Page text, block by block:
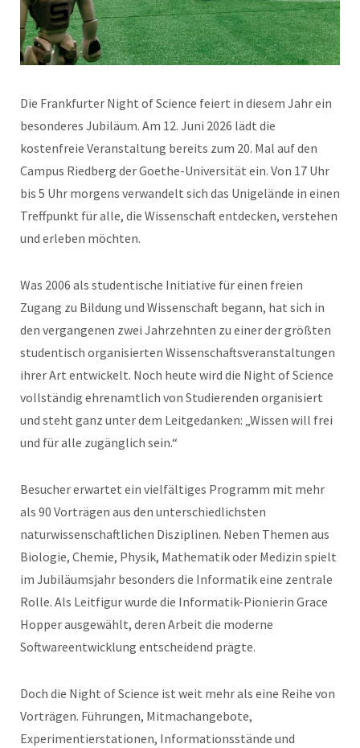
Die Frankfurter Night of Science feiert in diesem Jahr ein
besonderes Jubiläum. Am 12. Juni 2026 lädt die
kostenfreie Veranstaltung bereits zum 20. Mal auf den
Campus Riedberg der Goethe-Universität ein. Von 17 Uhr
bis 5 Uhr morgens verwandelt sich das Unigelände in einen
Treffpunkt für alle, die Wissenschaft entdecken, verstehen
und erleben möchten.
Was 2006 als studentische Initiative für einen freien
Zugang zu Bildung und Wissenschaft begann, hat sich in
den vergangenen zwei Jahrzehnten zu einer der größten
studentisch organisierten Wissenschaftsveranstaltungen
ihrer Art entwickelt. Noch heute wird die Night of Science
vollständig ehrenamtlich von Studierenden organisiert
und steht ganz unter dem Leitgedanken: „Wissen will frei
und für alle zugänglich sein.“
Besucher erwartet ein vielfältiges Programm mit mehr
als 90 Vorträgen aus den unterschiedlichsten
naturwissenschaftlichen Disziplinen. Neben Themen aus
Biologie, Chemie, Physik, Mathematik oder Medizin spielt
im Jubiläumsjahr besonders die Informatik eine zentrale
Rolle. Als Leitfigur wurde die Informatik-Pionierin Grace
Hopper ausgewählt, deren Arbeit die moderne
Softwareentwicklung entscheidend prägte.
Doch die Night of Science ist weit mehr als eine Reihe von
Vorträgen. Führungen, Mitmachangebote,
Experimentierstationen, Informationsstände und